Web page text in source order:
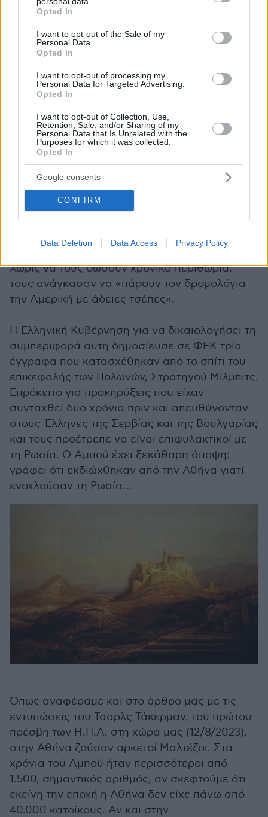
grant or deny consent to Google and its third-party tags to
use your data for below specified purposes in below Google
consent section.
Opted In
I want to opt-out of the Sale of my
Personal Data.
Opted In
I want to opt-out of processing my
Personal Data for Targeted Advertising.
Opted In
I want to opt-out of Collection, Use,
Retention, Sale, and/or Sharing of my
Personal Data that Is Unrelated with the
Purposes for which it was collected.
Opted In
Google consents
CONFIRM
Data Deletion Data Access Privacy Policy
κατάφεραν να επιβιώσουν. Κάποιοι όμως
ενοχλήθηκαν και κατηγόρησαν τον Νέγρη ότι
«υπονόμευε την ειρήνη στην Ευρώπη με αυτή
τη χούφτα των γέρων αρρωστιάρηδων», γράφει
– τρεις από τους Πολωνούς δολοφονήθηκαν…
Ένας Έλληνας αξιωματικός έβρισε έναν
Πολωνό στον δρόμο για τον Πειραιά. Εκείνος
τον κάλεσε σε μονομαχία.
Ο «Έλληνας είχε το θάρρος να κρατήσει τη
θέση του και να μην χτυπηθεί καθόλου»,
γράφει ο Αμπού. Όταν στηνΑθήναξέσπασε
πυρκαγιά, οι Πολωνοί έσπευσαν να βοηθήσουν
θέτοντας σε κίνδυνο τις ζωές τους. Οι κάτοικοι
της πρωτεύουσας όμως λίγο αργότερα τους
Χωρίς να τους δώσουν χρονικά περιθώρια,
τους ανάγκασαν να «πάρουν τον δρομολόγια
την Αμερική με άδειες τσέπες».
Η Ελληνική Κυβέρνηση για να δικαιολογήσει τη
συμπεριφορά αυτή δημοσίευσε σε ΦΕΚ τρία
έγγραφα που κατασχέθηκαν από το σπίτι του
επικεφαλής των Πολωνών, Στρατηγού Μίλμπιτς.
Επρόκειτο για προκηρύξεις που είχαν
συνταχθεί δυο χρόνια πριν και απευθύνονταν
στους Έλληνες της Σερβίας και της Βουλγαρίας
και τους προέτρεπε να είναι επιφυλακτικοί με
τη Ρωσία. Ο Αμπού έχει ξεκάθαρη άποψη:
γράφει ότι εκδιώχθηκαν από την Αθήνα γιατί
ενοχλούσαν τη Ρωσία…
Όπως αναφέραμε και στο άρθρο μας με τις
εντυπώσεις του Τσαρλς Τάκερμαν, του πρώτου
πρέσβη των Η.Π.Α. στη χώρα μας (12/8/2023),
στην Αθήνα ζούσαν αρκετοί Μαλτέζοι. Στα
χρόνια του Αμπού ήταν περισσότεροι από
1.500, σημαντικός αριθμός, αν σκεφτούμε ότι
εκείνη την εποχή η Αθήνα δεν είχε πάνω από
40.000 κατοίκους. Αν και στην